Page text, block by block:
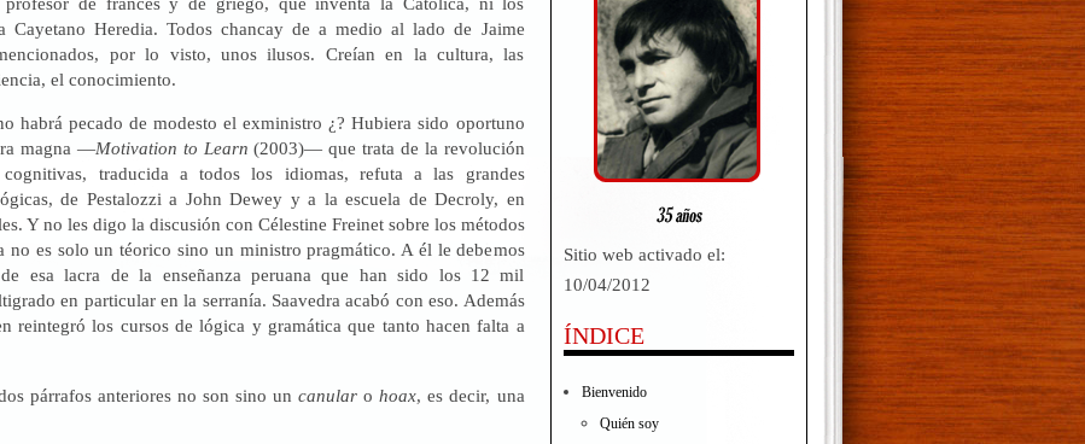
Cayetano Heredia. Todos chancay de a medio al lado de Jaime
por lo visto, unos ilusos. Creían en la cultura, las
el conocimiento.
habrá pecado de modesto el exministro ¿? Hubiera sido oportuno
magna —Motivation to Learn(2003)— que trata de la revolución
traducida a todos los idiomas, refuta a las grandes
de Pestalozzi a John Dewey y a la escuela de Decroly, en
Y no les digo la discusión con Célestine Freinet sobre los métodos
no es solo un téorico sino un ministro pragmático. A él le debemos
esa lacra de la enseñanza peruana que han sido los 12 mil
en particular en la serranía. Saavedra acabó con eso. Además
reintegró los cursos de lógica y gramática que tanto hacen falta a
párrafos anteriores no son sino uncanularo hoax, es decir, una
Sitio web activado el:
10/04/2012
ÍNDICE
Bienvenido
Quién soy